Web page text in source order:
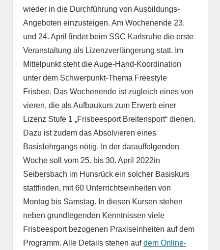
wieder in die Durchführung von Ausbildungs-
Angeboten einzusteigen. Am Wochenende 23.
und 24. April findet beim SSC Karlsruhe die erste
Veranstaltung als Lizenzverlängerung statt. Im
Mittelpunkt steht die Auge-Hand-Koordination
unter dem Schwerpunkt-Thema Freestyle
Frisbee. Das Wochenende ist zugleich eines von
vieren, die als Aufbaukurs zum Erwerb einer
Lizenz Stufe 1 „Frisbeesport Breitensport“ dienen.
Dazu ist zudem das Absolvieren eines
Basislehrgangs nötig. In der darauffolgenden
Woche soll vom 25. bis 30. April 2022in
Seibersbach im Hunsrück ein solcher Basiskurs
stattfinden, mit 60 Unterrichtseinheiten von
Montag bis Samstag. In diesen Kursen stehen
neben grundlegenden Kenntnissen viele
Frisbeesport bezogenen Praxiseinheiten auf dem
Programm. Alle Details stehen aufdem Online-